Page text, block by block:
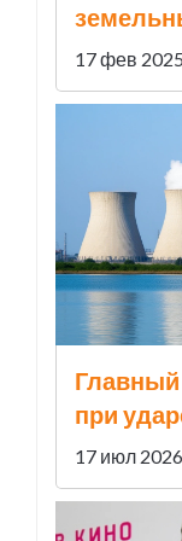
году
17 фев 2025
при
17 июл 2026